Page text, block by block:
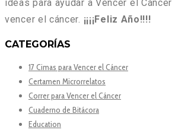
ideas para ayudar a Vencer el
vencer el cáncer. ¡¡¡¡Feliz Año!!!!
CATEGORÍAS
17 Cimas para Vencer el Cáncer
Certamen Microrrelatos
Correr para Vencer el Cáncer
Cuaderno de Bitácora
Education